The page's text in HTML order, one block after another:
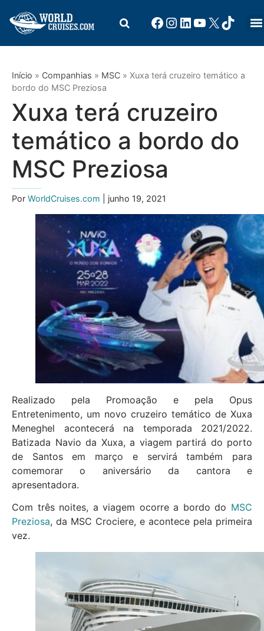
Início » Companhias » MSC » Xuxa terá cruzeiro temático a
bordo do MSC Preziosa
Xuxa terá cruzeiro
temático a bordo do
MSC Preziosa
Por WorldCruises.com | junho 19, 2021
Realizado pela Promoação e pela Opus
Entretenimento, um novo cruzeiro temático de Xuxa
Meneghel acontecerá na temporada 2021/2022.
Batizada Navio da Xuxa, a viagem partirá do porto
de Santos em março e servirá também para
comemorar o aniversário da cantora e
apresentadora.
Com três noites, a viagem ocorre a bordo do MSC
Preziosa, da MSC Crociere, e acontece pela primeira
vez.